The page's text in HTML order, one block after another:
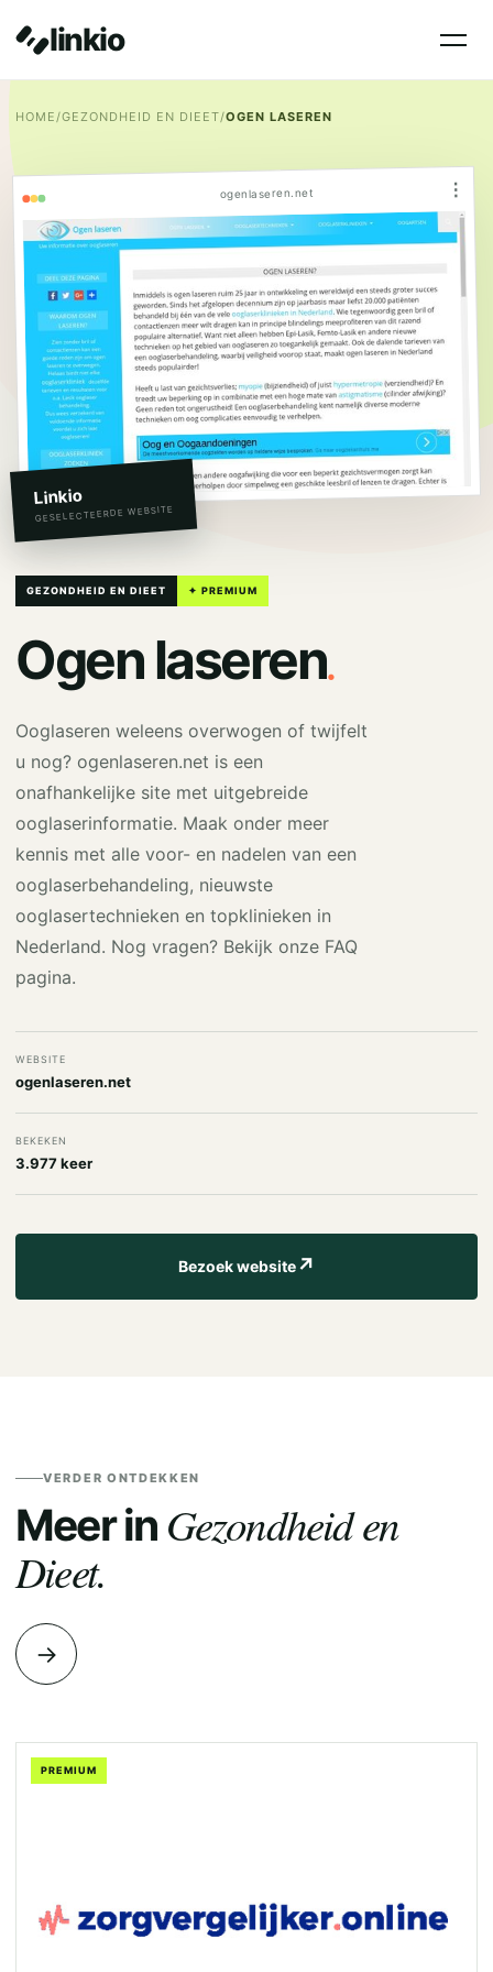
linkio
HOME/GEZONDHEID EN DIEET/OGEN LASEREN
ogenlaseren.net ⋮
Linkio
GESELECTEERDE WEBSITE
GEZONDHEID EN DIEET ✦ PREMIUM
Ogen laseren.
Ooglaseren weleens overwogen of twijfelt
u nog? ogenlaseren.net is een
onafhankelijke site met uitgebreide
ooglaserinformatie. Maak onder meer
kennis met alle voor- en nadelen van een
ooglaserbehandeling, nieuwste
ooglasertechnieken en topklinieken in
Nederland. Nog vragen? Bekijk onze FAQ
pagina.
WEBSITE
ogenlaseren.net
BEKEKEN
3.977 keer
Bezoek website↗
VERDER ONTDEKKEN
Meer in Gezondheid en
Dieet.
→
PREMIUM